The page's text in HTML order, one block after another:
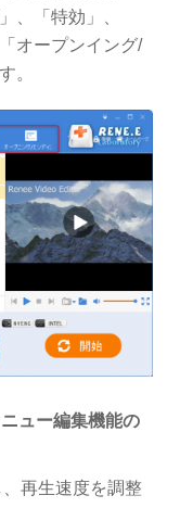
、「特効」、
オープンイング/
。
ュー編集機能の
再生速度を調整